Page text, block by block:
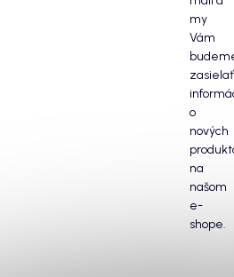
my
Vám
zasielať
o
nových
na
našom
e-
shope.